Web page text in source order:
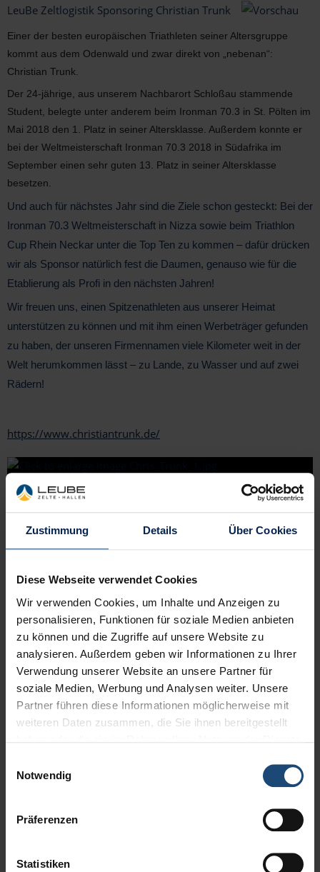
Zustimmung Details Über Cookies
Diese Webseite verwendet Cookies
Wir verwenden Cookies, um Inhalte und Anzeigen zu
personalisieren, Funktionen für soziale Medien anbieten
zu können und die Zugriffe auf unsere Website zu
analysieren. Außerdem geben wir Informationen zu Ihrer
Verwendung unserer Website an unsere Partner für
soziale Medien, Werbung und Analysen weiter. Unsere
Partner führen diese Informationen möglicherweise mit
weiteren Daten zusammen, die Sie ihnen bereitgestellt
Notwendig
Präferenzen
Statistiken
LeuBe Zeltlogistik Sponsoring Christian Trunk
Einer der besten europäischen Triathleten seiner Altersgruppe
kommt aus dem Odenwald und zwar direkt von „nebenan“:
Christian Trunk.
Der 24-jährige, aus unserem Nachbarort Schloßau stammende
Student, belegte unter anderem beim Ironman 70.3 in St. Pölten im
Mai 2018 den 1. Platz in seiner Altersklasse. Außerdem konnte er
bei der Weltmeisterschaft Ironman 70.3 2018 in Südafrika im
September einen sehr guten 13. Platz in seiner Altersklasse
besetzen.
Und auch für nächstes Jahr sind die Ziele schon gesteckt: Bei der
Ironman 70.3 Weltmeisterschaft in Nizza sowie beim Triathlon
Cup Rhein Neckar unter die Top Ten zu kommen – dafür drücken
wir als Sponsor natürlich fest die Daumen, genauso wie für die
Etablierung als Profi in den nächsten Jahren!
Wir freuen uns, einen Spitzenathleten aus unserer Heimat
unterstützen zu können und mit ihm einen Werbeträger gefunden
zu haben, der unseren Firmennamen viele Kilometer weit in der
Welt herumkommen lässt – zu Lande, zu Wasser und auf zwei
Rädern!
https://www.christiantrunk.de/
Zur Bilder-Galerie
Rundzelte
Walkwayzelte
Türen & feste Seitenwände
Systemfußboden
Teppichboden
Verankerungsfreie Montage
Individuelle Sonderlösungen
Eventgrip Wabenboden
Bestuhlung & Mobiliar
Mobiliardekoration
Licht- & Tontechnik
Mobile Toiletten
Produkte zur Sicherheit
Quarantäne- und Versorgungszelte
Privatfeier & Hochzeit
Messe & Produktpräsentation
Schutzeinhausung Baugewerbe
Sport & Kulturveranstaltungen
Vereinsveranstaltungen & Festzelte